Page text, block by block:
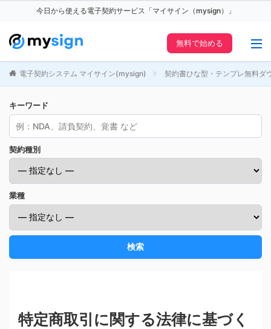
今日から使える電子契約サービス「マイサイン（mysign）」
無料で始める
電子契約システム マイサイン(mysign) 契約書ひな型・テンプレ無料ダ
キーワード
契約種別
業種
検索
特定商取引に関する法律に基づく